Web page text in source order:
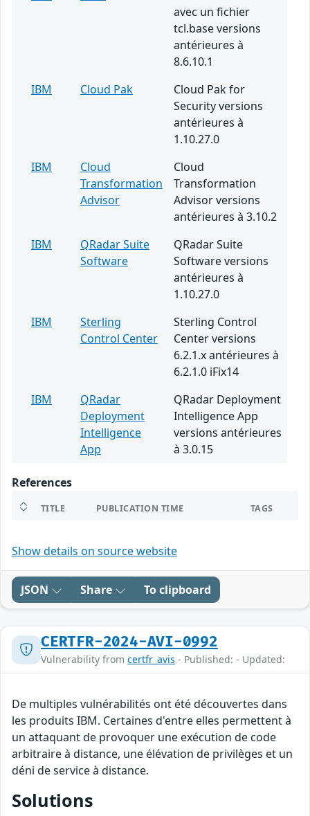
avec un fichier
tcl.base versions
antérieures à
8.6.10.1
IBM
Cloud Pak
Cloud Pak for
Security versions
antérieures à
1.10.27.0
IBM
Cloud
Transformation
Advisor
Cloud
Transformation
Advisor versions
antérieures à 3.10.2
IBM
QRadar Suite
Software
QRadar Suite
Software versions
antérieures à
1.10.27.0
IBM
Sterling
Control Center
Sterling Control
Center versions
6.2.1.x antérieures à
6.2.1.0 iFix14
IBM
QRadar
Deployment
Intelligence
App
QRadar Deployment
Intelligence App
versions antérieures
à 3.0.15
References
TITLE PUBLICATION TIME TAGS
Show details on source website
JSON Share To clipboard
CERTFR-2024-AVI-0992
Vulnerability from certfr_avis - Published: - Updated:
De multiples vulnérabilités ont été découvertes dans
les produits IBM. Certaines d'entre elles permettent à
un attaquant de provoquer une exécution de code
arbitraire à distance, une élévation de privilèges et un
déni de service à distance.
Solutions